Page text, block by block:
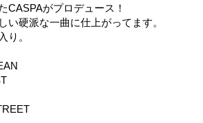
CASPAがプロデュース！
い硬派な一曲に仕上がってます。
り。